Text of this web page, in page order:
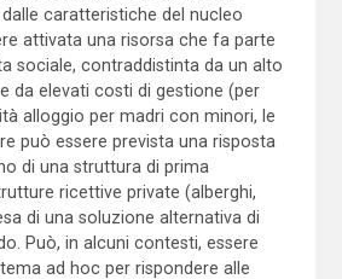
caratteristiche del nucleo
attivata una risorsa che fa parte
sociale, contraddistinta da un alto
da elevati costi di gestione (per
alloggio per madri con minori, le
può essere prevista una risposta
di una struttura di prima
ricettive private (alberghi,
di una soluzione alternativa di
Può, in alcuni contesti, essere
ad hoc per rispondere alle